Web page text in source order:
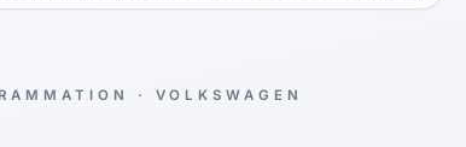
· VOLKSWAGEN